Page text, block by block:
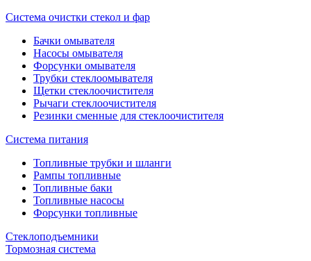
Система очистки стекол и фар
Бачки омывателя
Насосы омывателя
Форсунки омывателя
Трубки стеклоомывателя
Щетки стеклоочистителя
Рычаги стеклоочистителя
Резинки сменные для стеклоочистителя
Система питания
Топливные трубки и шланги
Рампы топливные
Топливные баки
Топливные насосы
Форсунки топливные
Стеклоподъемники
Тормозная система